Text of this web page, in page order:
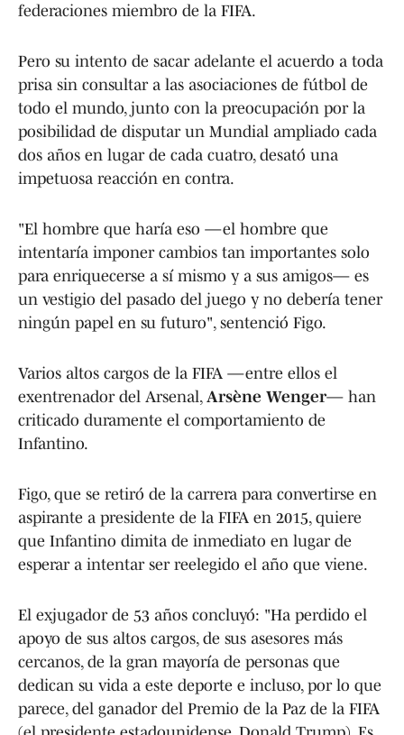
federaciones miembro de la FIFA.
Pero su intento de sacar adelante el acuerdo a toda
prisa sin consultar a las asociaciones de fútbol de
todo el mundo, junto con la preocupación por la
posibilidad de disputar un Mundial ampliado cada
dos años en lugar de cada cuatro, desató una
impetuosa reacción en contra.
"El hombre que haría eso —el hombre que
intentaría imponer cambios tan importantes solo
para enriquecerse a sí mismo y a sus amigos— es
un vestigio del pasado del juego y no debería tener
ningún papel en su futuro", sentenció Figo.
Varios altos cargos de la FIFA —entre ellos el
exentrenador del Arsenal, Arsène Wenger— han
criticado duramente el comportamiento de
Infantino.
Figo, que se retiró de la carrera para convertirse en
aspirante a presidente de la FIFA en 2015, quiere
que Infantino dimita de inmediato en lugar de
esperar a intentar ser reelegido el año que viene.
El exjugador de 53 años concluyó: "Ha perdido el
apoyo de sus altos cargos, de sus asesores más
cercanos, de la gran mayoría de personas que
dedican su vida a este deporte e incluso, por lo que
parece, del ganador del Premio de la Paz de la FIFA